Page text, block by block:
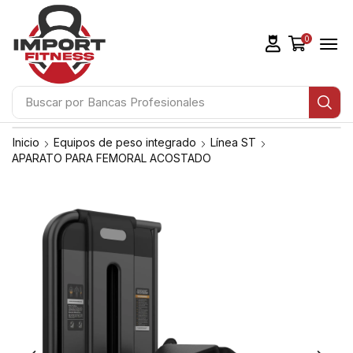
Buscar por Bancas Profesionales
0
Inicio Equipos de peso integrado
Línea ST
APARATO PARA FEMORAL ACOSTADO